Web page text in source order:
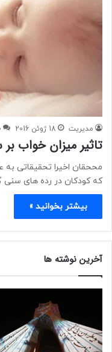
مدیریت 18 ژوئن 2016
تاثیر میزان خواب
مححقان اخیرا تحقیقاتی
که کودکان در رده های سنی
بیشتر بخوانید »
آخرین نوشته ها